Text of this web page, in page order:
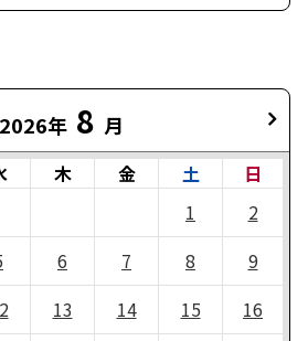
2026年 8 月
木 金 土
日
1
2
6 7 8
9
13 14 15
16